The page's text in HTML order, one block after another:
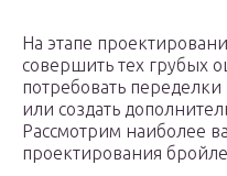
На этапе
совершить тех грубых
потребовать
или создать
Рассмотрим наиболее
проектирования